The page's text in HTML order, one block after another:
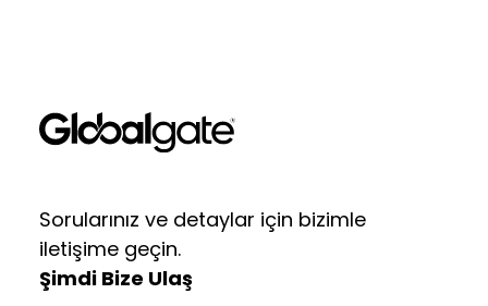
Sorularınız ve detaylar için bizimle
iletişime geçin.
Şimdi Bize Ulaş